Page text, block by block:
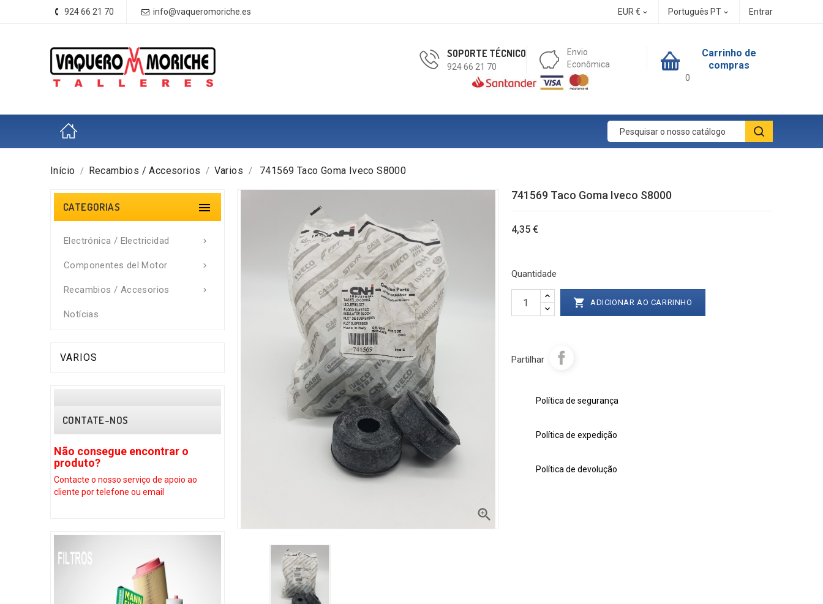
924 66 21 70 info@vaqueromoriche.es EUR €  Português PT  Entrar
Carrinho de
compras
0
SOPORTE TÉCNICO
924 66 21 70
Envio
Econômica
Início Recambios / Accesorios Varios 741569 Taco Goma Iveco S8000
CATEGORIAS 

Electrónica / Electricidad

Componentes del Motor

Recambios / Accesorios
Notícias
VARIOS
CONTATE-NOS
Não consegue encontrar o
produto?
Contacte o nosso serviço de apoio ao
cliente por telefone ou email
Não consegue encontrar o
Contacte o nosso serviço de apoio ao

741569 Taco Goma Iveco S8000
4,35 €
Quantidade
 ADICIONAR AO CARRINHO
Partilhar
Política de segurança
Política de expedição
Política de devolução